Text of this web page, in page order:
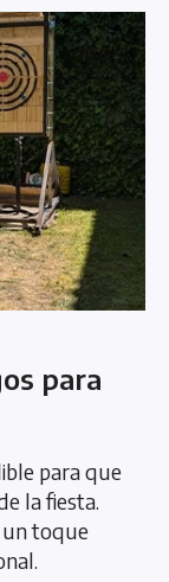
para
para que
la fiesta.
un toque